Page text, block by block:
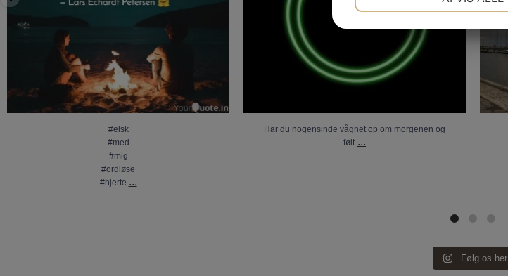
#elsk
#med
#mig
#ordløse
#hjerte ...
Har du nogensinde vågnet op om morgenen og
følt ...
Følg os her
MARKETING